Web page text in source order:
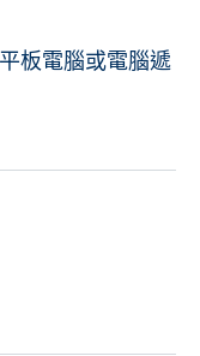
板電腦或電腦遞